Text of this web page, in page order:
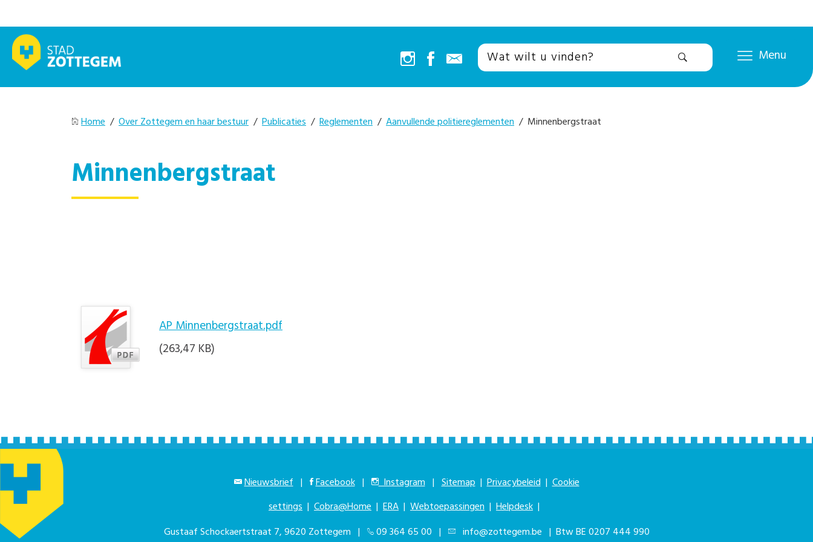
Menu
Home / Over Zottegem en haar bestuur / Publicaties / Reglementen / Aanvullende politiereglementen / Minnenbergstraat
Minnenbergstraat
AP Minnenbergstraat.pdf
(263,47 KB)
Nieuwsbrief | Facebook | Instagram | Sitemap |Privacybeleid |Cookie
settings | Cobra@Home | ERA | Webtoepassingen | Helpdesk |
Gustaaf Schockaertstraat 7, 9620 Zottegem |
09 364 65 00 | info@zottegem.be | Btw BE 0207 444 990